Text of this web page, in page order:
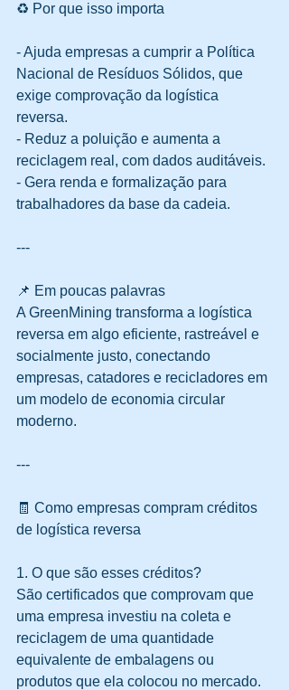
♻️ Por que isso importa
- Ajuda empresas a cumprir a Política
Nacional de Resíduos Sólidos, que
exige comprovação da logística
reversa.
- Reduz a poluição e aumenta a
reciclagem real, com dados auditáveis.
- Gera renda e formalização para
trabalhadores da base da cadeia.
---
📌 Em poucas palavras
A GreenMining transforma a logística
reversa em algo eficiente, rastreável e
socialmente justo, conectando
empresas, catadores e recicladores em
um modelo de economia circular
moderno.
---
🧾 Como empresas compram créditos
de logística reversa
1. O que são esses créditos?
São certificados que comprovam que
uma empresa investiu na coleta e
reciclagem de uma quantidade
equivalente de embalagens ou
produtos que ela colocou no mercado.